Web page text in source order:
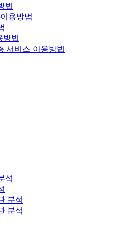
법
용방법
방법
서비스 이용방법
석
분석
분석